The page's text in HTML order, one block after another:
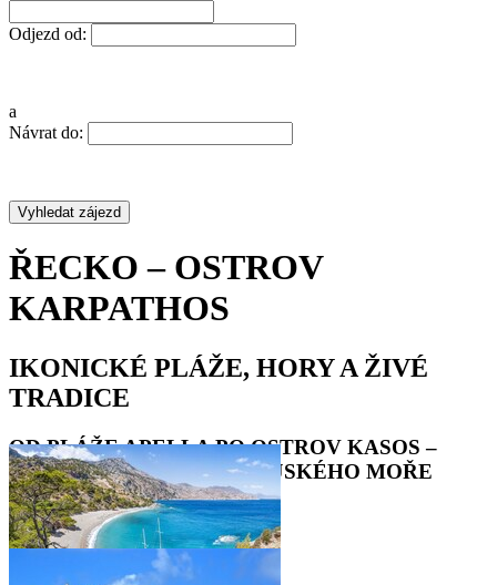
Odjezd od:
a
Návrat do:
ŘECKO – OSTROV
KARPATHOS
IKONICKÉ PLÁŽE, HORY A ŽIVÉ
TRADICE
OD PLÁŽE APELLA PO OSTROV KASOS –
OBJEVTE POKLADY EGEJSKÉHO MOŘE
•••••••••••••